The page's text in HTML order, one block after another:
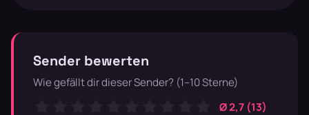
Sender bewerten
Wie gefällt dir dieser Sender? (1–10 Sterne)
Ø 2,7 (13)